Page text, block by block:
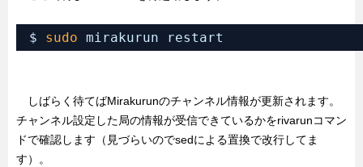
$ sudo mirakurun restart
しばらく待てばMirakurunのチャンネル情報が更新されます。
チャンネル設定した局の情報が受信できているかをrivarunコマン
ドで確認します（見づらいのでsedによる置換で改行してま
す）。